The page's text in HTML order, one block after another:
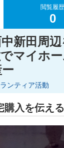
閲覧履歴
0
新田周
マイホ
ンティア活動
購入を伝え